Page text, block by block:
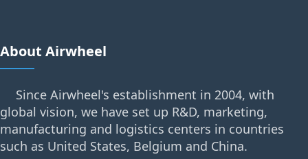
About Airwheel
Since Airwheel's establishment in 2004, with
global vision, we have set up R&D, marketing,
manufacturing and logistics centers in countries
such as United States, Belgium and China.